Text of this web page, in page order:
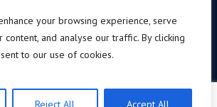
your browsing experience, serve
and analyse our traffic. By clicking
to our use of cookies.
Reject All Accept All
Firenze Spc. | P.iva 06221190488 |
Design byNoStudio
Privacy Policy